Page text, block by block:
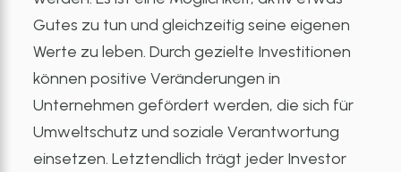
Gutes zu tun und gleichzeitig seine eigenen
Werte zu leben. Durch gezielte Investitionen
können positive Veränderungen in
Unternehmen gefördert werden, die sich für
Umweltschutz und soziale Verantwortung
einsetzen. Letztendlich trägt jeder Investor